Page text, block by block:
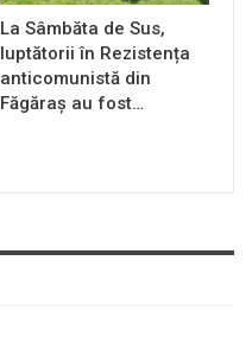
La Sâmbăta de Sus,
luptătorii în Rezistența
anticomunistă din
Făgăraș au fost…